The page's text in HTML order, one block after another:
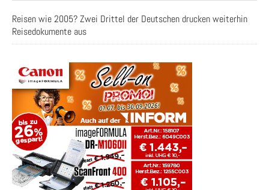
Reisen wie 2005? Zwei Drittel der Deutschen drucken weiterhin
Reisedokumente aus